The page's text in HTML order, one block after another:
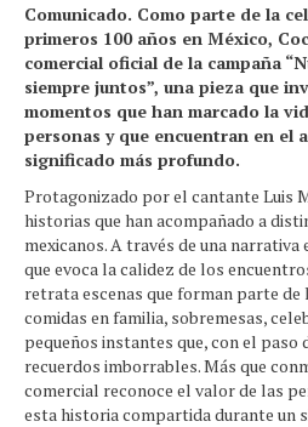
Comunicado. Como parte de la
primeros 100 años en México,
comercial oficial de la campaña
siempre juntos”, una pieza que
momentos que han marcado la
personas y que encuentran en el
significado más profundo.
Protagonizado por el cantante Luis
historias que han acompañado a
mexicanos. A través de una
que evoca la calidez de los
retrata escenas que forman parte
comidas en familia, sobremesas,
pequeños instantes que, con el
recuerdos imborrables. Más que
comercial reconoce el valor de las
esta historia compartida durante un